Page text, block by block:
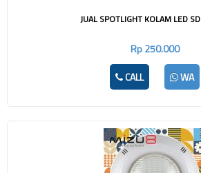
JUAL SPOTLIGHT KOLAM LED
Rp 250.000
CALL
WA